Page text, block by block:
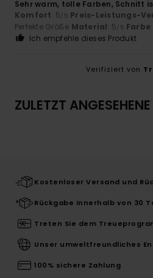
Sehr warm, tolle Farben, Schnitt
Komfort: 5 /5 Preis-Leistungs-
Perfekte Größe Material: 5 /5 Farbe
Ich empfehle dieses Produkt
Verifiziert von
ZULETZT
Kostenloser Versand und
Rückgabe innerhalb von 30
Treten Sie dem
Unser umweltfreundliches
100% sichere Zahlung